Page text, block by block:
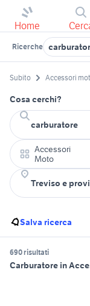
Home
Ricerche
Subito Accessori
Cosa cerchi?
Accessori
Moto
Salva ricerca
690 risultati
Carburatore in